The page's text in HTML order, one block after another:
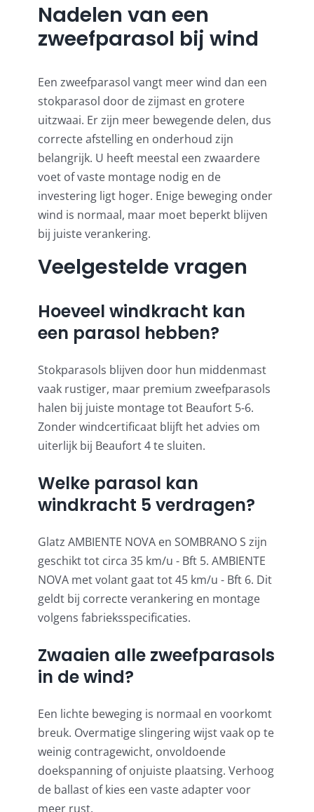
Nadelen van een
zweefparasol bij wind
Een zweefparasol vangt meer wind dan een
stokparasol door de zijmast en grotere
uitzwaai. Er zijn meer bewegende delen, dus
correcte afstelling en onderhoud zijn
belangrijk. U heeft meestal een zwaardere
voet of vaste montage nodig en de
investering ligt hoger. Enige beweging onder
wind is normaal, maar moet beperkt blijven
bij juiste verankering.
Veelgestelde vragen
Hoeveel windkracht kan
een parasol hebben?
Stokparasols blijven door hun middenmast
vaak rustiger, maar premium zweefparasols
halen bij juiste montage tot Beaufort 5-6.
Zonder windcertificaat blijft het advies om
uiterlijk bij Beaufort 4 te sluiten.
Welke parasol kan
windkracht 5 verdragen?
Glatz AMBIENTE NOVA en SOMBRANO S zijn
geschikt tot circa 35 km/u - Bft 5. AMBIENTE
NOVA met volant gaat tot 45 km/u - Bft 6. Dit
geldt bij correcte verankering en montage
volgens fabrieksspecificaties.
Zwaaien alle zweefparasols
in de wind?
Een lichte beweging is normaal en voorkomt
breuk. Overmatige slingering wijst vaak op te
weinig contragewicht, onvoldoende
doekspanning of onjuiste plaatsing. Verhoog
de ballast of kies een vaste adapter voor
meer rust.